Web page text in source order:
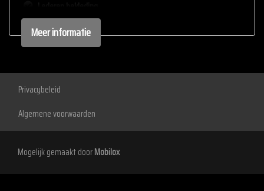
Lederen versnellingspook
Lendesteun(en) verstelbaar
Stuur verstelbaar
Stuurbekrachtiging
Exterieur
Meer informatie
Privacybeleid
Algemene voorwaarden
Mogelijk gemaakt doorMobilox